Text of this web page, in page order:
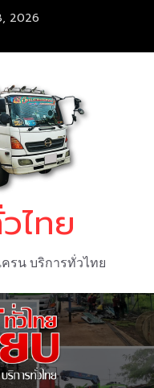
2026
ไทย
ครน บริการทั่วไทย